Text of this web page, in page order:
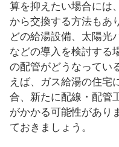
算を抑えたい場合には
から交換する方法もあ
どの給湯設備、太陽光
などの導入を検討する
の配管がどうなってい
えば、ガス給湯の住宅
合、新たに配線・配管
がかかる可能性があり
ておきましょう。